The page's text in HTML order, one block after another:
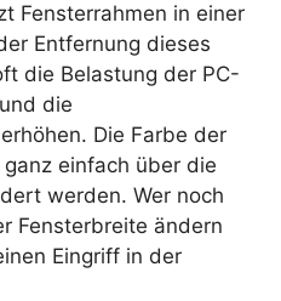
Fensterrahmen in einer
Entfernung dieses
die Belastung der PC-
die
Die Farbe der
einfach über die
werden. Wer noch
Fensterbreite ändern
Eingriff in der